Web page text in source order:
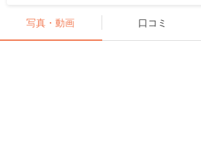
写真・動画 口コミ